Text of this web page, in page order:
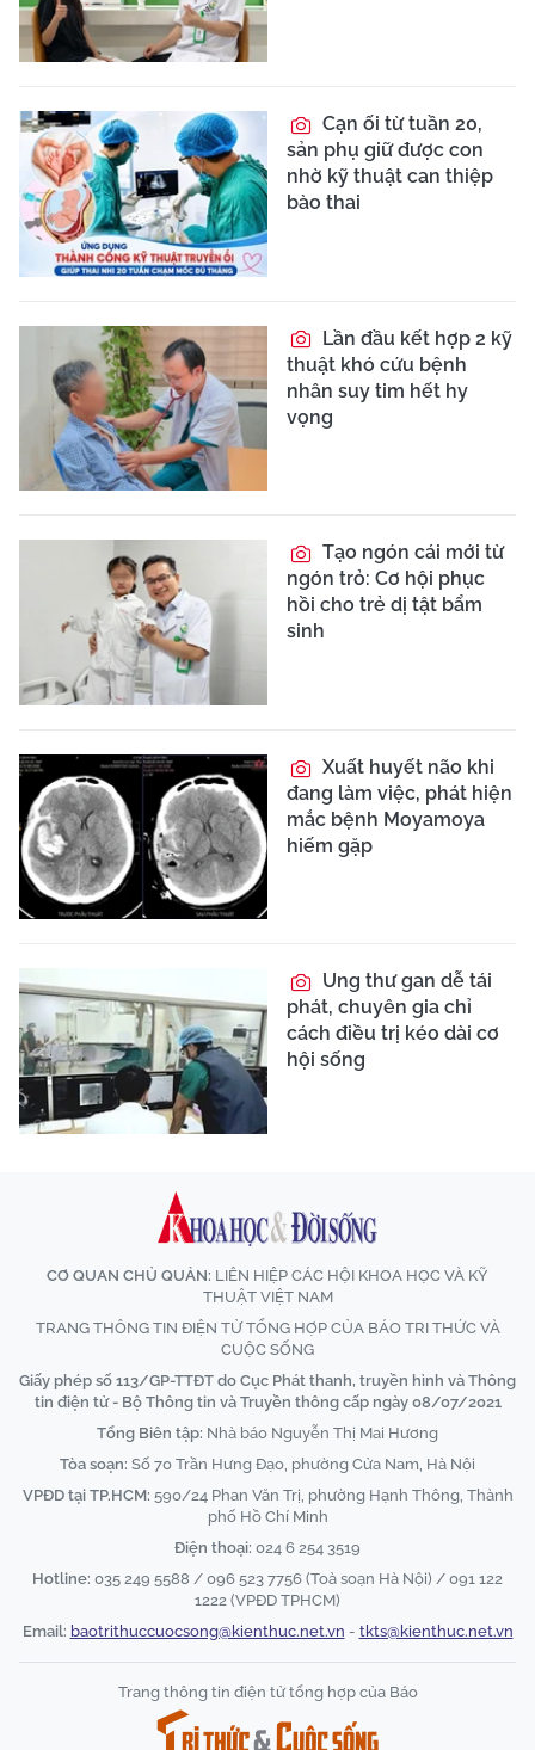
Cạn ối từ tuần 20,
sản phụ giữ được con
nhờ kỹ thuật can thiệp
bào thai
Lần đầu kết hợp 2 kỹ
thuật khó cứu bệnh
nhân suy tim hết hy
vọng
Tạo ngón cái mới từ
ngón trỏ: Cơ hội phục
hồi cho trẻ dị tật bẩm
sinh
Xuất huyết não khi
đang làm việc, phát hiện
mắc bệnh Moyamoya
hiếm gặp
Ung thư gan dễ tái
phát, chuyên gia chỉ
cách điều trị kéo dài cơ
hội sống
CƠ QUAN CHỦ QUẢN: LIÊN HIỆP CÁC HỘI KHOA HỌC VÀ KỸ
THUẬT VIỆT NAM
TRANG THÔNG TIN ĐIỆN TỬ TỔNG HỢP CỦA BÁO TRI THỨC VÀ
CUỘC SỐNG
Giấy phép số 113/GP-TTĐT do Cục Phát thanh, truyền hình và Thông
tin điện tử - Bộ Thông tin và Truyền thông cấp ngày 08/07/2021
Tổng Biên tập: Nhà báo Nguyễn Thị Mai Hương
Tòa soạn: Số 70 Trần Hưng Đạo, phường Cửa Nam, Hà Nội
VPĐD tại TP.HCM: 590/24 Phan Văn Trị, phường Hạnh Thông, Thành
phố Hồ Chí Minh
Điện thoại: 024 6 254 3519
Hotline: 035 249 5588 / 096 523 7756 (Toà soạn Hà Nội) / 091 122
1222 (VPĐD TPHCM)
Email: baotrithuccuocsong@kienthuc.net.vn - tkts@kienthuc.net.vn
Trang thông tin điện tử tổng hợp của Báo